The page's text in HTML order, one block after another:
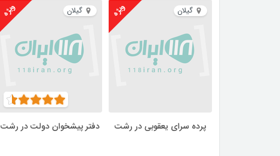
گیلان ویژه
پرده سرای یعقوبی در رشت
گیلان ویژه
دفتر پیشخوان دولت در رشت